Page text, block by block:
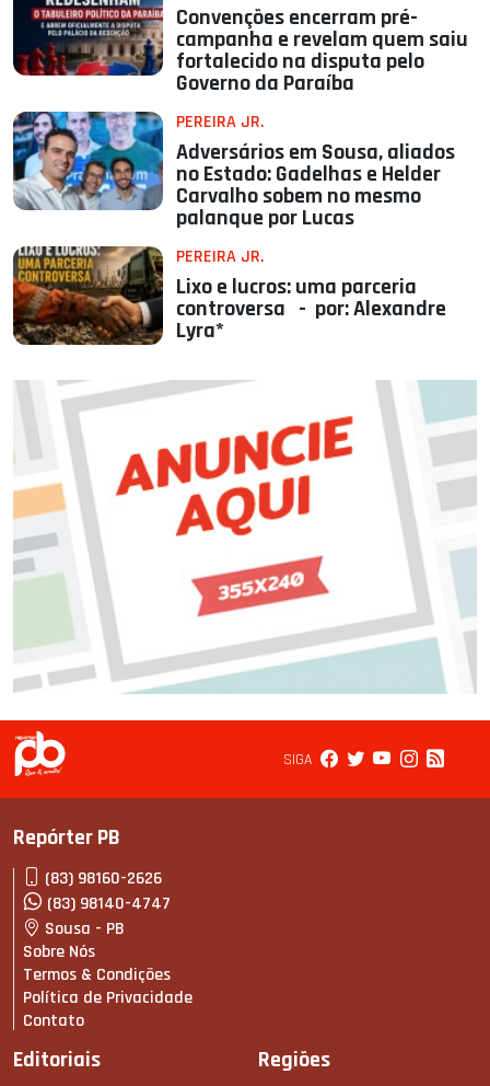
Convenções encerram pré-
campanha e revelam quem saiu
fortalecido na disputa pelo
Governo da Paraíba
PEREIRA JR.
Adversários em Sousa, aliados
no Estado: Gadelhas e Helder
Carvalho sobem no mesmo
palanque por Lucas
PEREIRA JR.
Lixo e lucros: uma parceria
controversa - por: Alexandre
Lyra*
SIGA
Repórter PB
(83) 98160-2626
(83) 98140-4747
Sousa - PB
Sobre Nós
Termos & Condições
Política de Privacidade
Contato
Editoriais Regiões